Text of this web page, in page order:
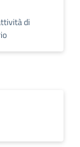
di